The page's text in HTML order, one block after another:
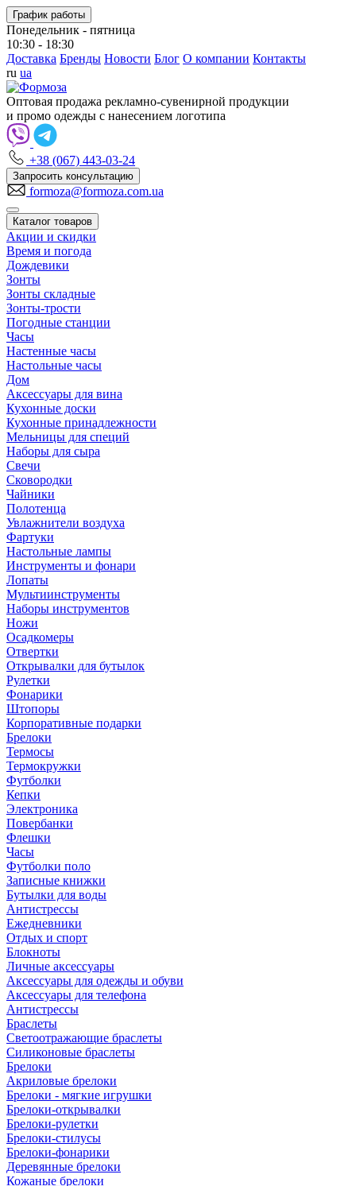
График работы
Понедельник - пятница
10:30 - 18:30
Доставка Бренды Новости Блог О компании Контакты
ru ua
Оптовая продажа рекламно-сувенирной продукции
и промо одежды с нанесением логотипа
+38 (067) 443-03-24
Запросить консультацию
formoza@formoza.com.ua
Каталог товаров
Акции и скидки
Время и погода
Дождевики
Зонты
Зонты складные
Зонты-трости
Погодные станции
Часы
Настенные часы
Настольные часы
Дом
Аксессуары для вина
Кухонные доски
Кухонные принадлежности
Мельницы для специй
Наборы для сыра
Свечи
Сковородки
Чайники
Полотенца
Увлажнители воздуха
Фартуки
Настольные лампы
Инструменты и фонари
Лопаты
Мультиинструменты
Наборы инструментов
Ножи
Осадкомеры
Отвертки
Открывалки для бутылок
Рулетки
Фонарики
Штопоры
Корпоративные подарки
Брелоки
Термосы
Термокружки
Футболки
Кепки
Электроника
Повербанки
Флешки
Часы
Футболки поло
Записные книжки
Бутылки для воды
Антистрессы
Ежедневники
Отдых и спорт
Блокноты
Личные аксессуары
Аксессуары для одежды и обуви
Аксессуары для телефона
Антистрессы
Браслеты
Светоотражающие браслеты
Силиконовые браслеты
Брелоки
Акриловые брелоки
Брелоки - мягкие игрушки
Брелоки-открывалки
Брелоки-рулетки
Брелоки-стилусы
Брелоки-фонарики
Деревянные брелоки
Кожаные брелоки